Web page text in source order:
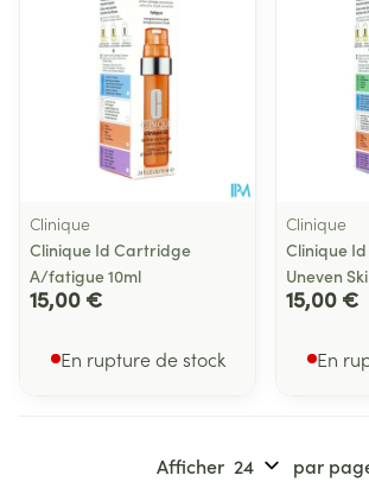
Clinique
Clinique Id Cartridge
A/fatigue 10ml
15,00 €
En rupture de stock
Clinique
Clinique
Uneven
15,00 €
En
Afficher par